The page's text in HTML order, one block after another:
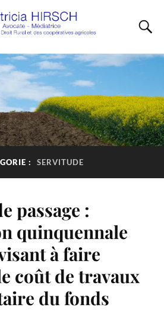
: SERVITUDE
passage :
quinquennale
à faire
coût de travaux
du fonds